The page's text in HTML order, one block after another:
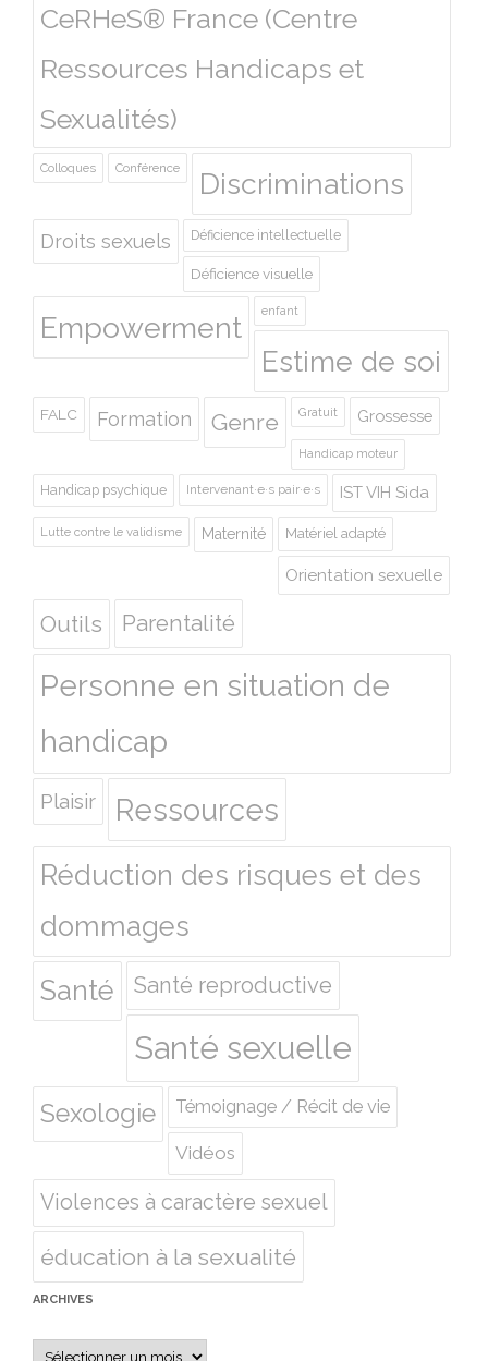
CeRHeS® France (Centre
Ressources Handicaps et
Sexualités)
Colloques Conférence Discriminations
Droits sexuels Déficience intellectuelle
Déficience visuelle
Empowerment enfant
Estime de soi
FALC Formation Genre Gratuit Grossesse
Handicap moteur
Handicap psychique Intervenant·e·s pair·e·s IST VIH Sida
Lutte contre le validisme Maternité Matériel adapté
Orientation sexuelle
Outils Parentalité
Personne en situation de
handicap
Plaisir Ressources
Réduction des risques et des
dommages
Santé
Santé reproductive
Santé sexuelle
Sexologie Témoignage / Récit de vie
Vidéos
Violences à caractère sexuel
éducation à la sexualité
ARCHIVES
Archives